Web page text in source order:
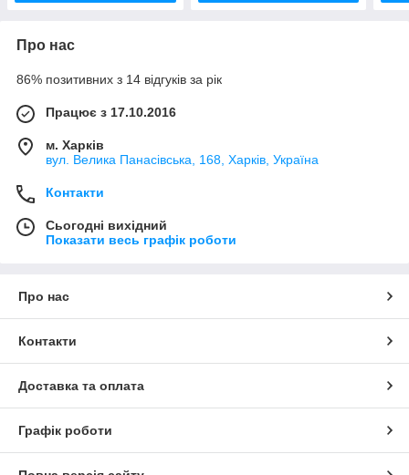
Про нас
86% позитивних з 14 відгуків за рік
Працює з 17.10.2016
м. Харків
вул. Велика Панасівська, 168, Харків, Україна
Контакти
Сьогодні вихідний
Показати весь графік роботи
Про нас
Контакти
Доставка та оплата
Графік роботи